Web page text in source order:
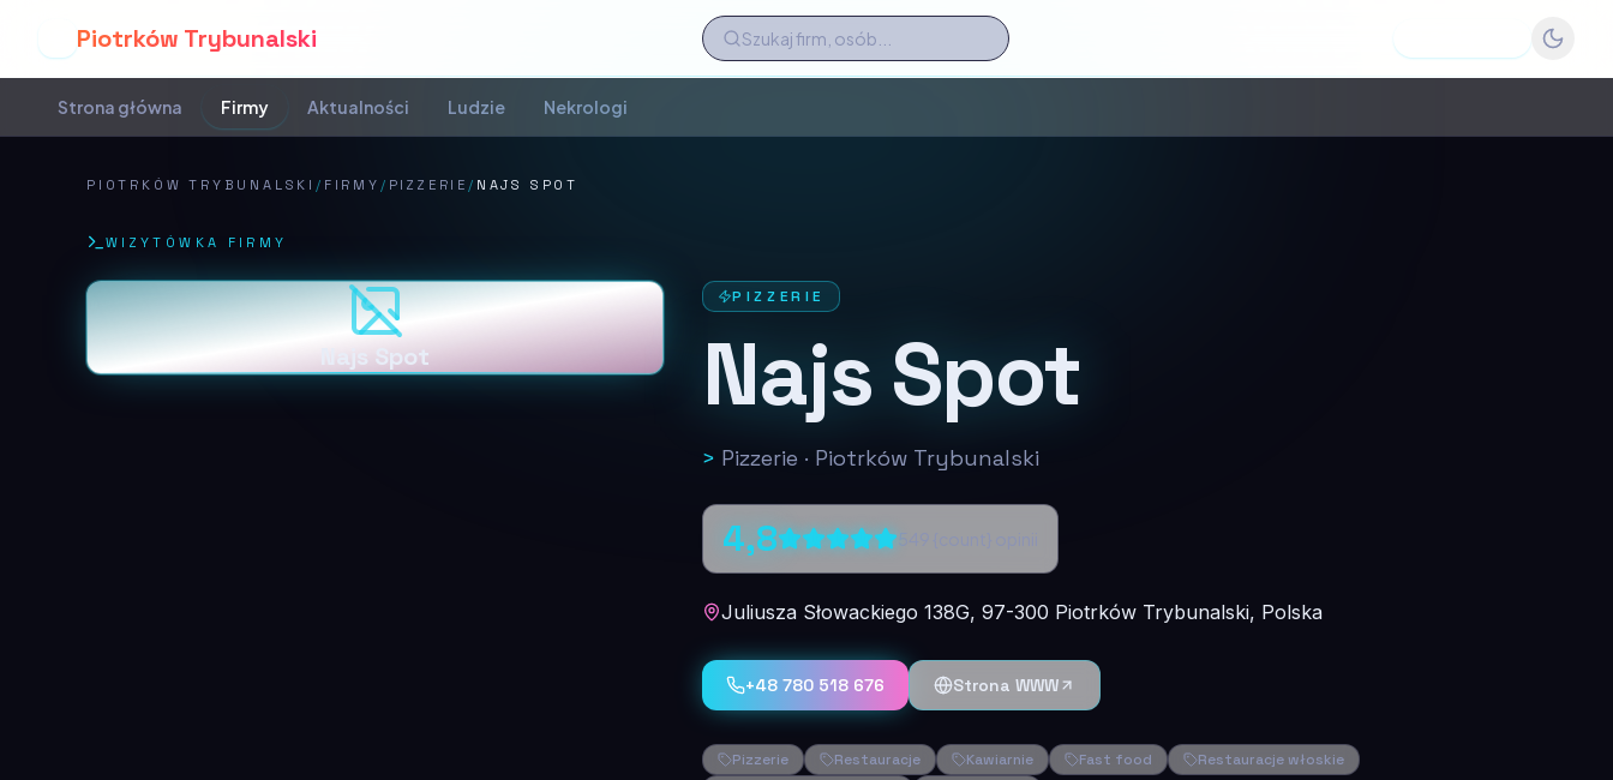
Piotrków Trybunalski
Strona główna Firmy Aktualności Ludzie Nekrologi
PIOTRKÓW TRYBUNALSKI / FIRMY / PIZZERIE / NAJS SPOT
WIZYTÓWKA FIRMY
Najs Spot
PIZZERIE
Najs Spot
> Pizzerie · Piotrków Trybunalski
4,8
Juliusza Słowackiego 138G, 97-300 Piotrków Trybunalski, Polska
+48 780 518 676 Strona WWW
Pizzerie Restauracje Kawiarnie Fast food
Restauracje włoskie